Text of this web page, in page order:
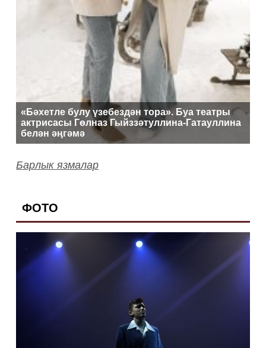
«Бәхетле булу үзебездән тора». Буа театры
актрисасы Гөлназ Гыйззәтуллина-Гатауллина
белән әңгәмә
Барлык язмалар
ФОТО